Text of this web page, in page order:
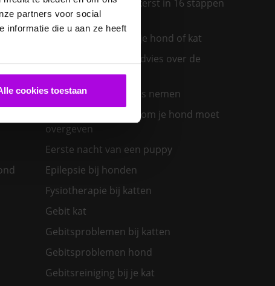
partners voor social
informatie die u aan ze heeft
cookies toestaan
Een diervriendelijke kerst in 16 stappen
past
Een insectenbeet bij je hond of kat
Een konijn in huis – advies over de
verzorging
Een nieuwe kat in huis nemen
Een zieke hond: waarom je hond moet
overgeven
Eerste nacht van een puppy
Epilepsie bij honden
Fysiotherapie bij katten
Gebit kat
Gebitsproblemen bij katten
Gebitsproblemen hond
Gebitsreiniging bij je kat